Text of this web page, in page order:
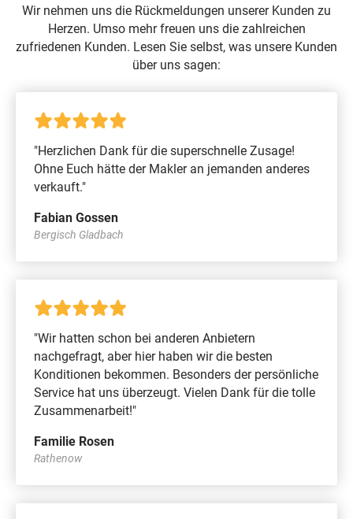
Wir nehmen uns die Rückmeldungen unserer Kunden zu
Herzen. Umso mehr freuen uns die zahlreichen
zufriedenen Kunden. Lesen Sie selbst, was unsere Kunden
über uns sagen:
"Herzlichen Dank für die superschnelle Zusage!
Ohne Euch hätte der Makler an jemanden anderes
verkauft."
Fabian Gossen
Bergisch Gladbach
"Wir hatten schon bei anderen Anbietern
nachgefragt, aber hier haben wir die besten
Konditionen bekommen. Besonders der persönliche
Service hat uns überzeugt. Vielen Dank für die tolle
Zusammenarbeit!"
Familie Rosen
Rathenow